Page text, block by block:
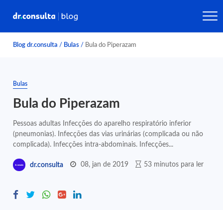
Blog dr.consulta / Bulas / Bula do Piperazam
Bulas
Bula do Piperazam
Pessoas adultas Infecções do aparelho respiratório inferior
(pneumonias). Infecções das vias urinárias (complicada ou não
complicada). Infecções intra-abdominais. Infecções...
dr.consulta 08, jan de 2019 53 minutos para ler